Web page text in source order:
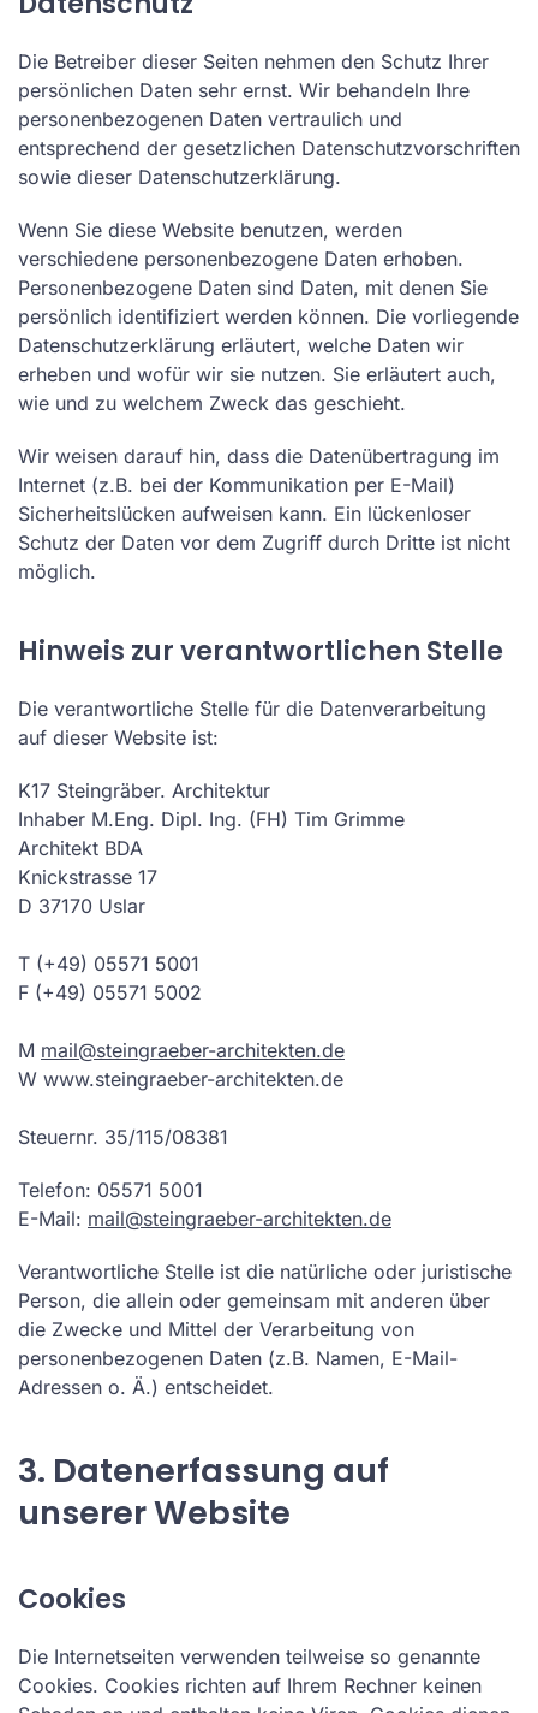
Die Betreiber dieser Seiten nehmen den Schutz Ihrer
persönlichen Daten sehr ernst. Wir behandeln Ihre
personenbezogenen Daten vertraulich und
entsprechend der gesetzlichen Datenschutzvorschriften
sowie dieser Datenschutzerklärung.
Wenn Sie diese Website benutzen, werden
verschiedene personenbezogene Daten erhoben.
Personenbezogene Daten sind Daten, mit denen Sie
persönlich identifiziert werden können. Die vorliegende
Datenschutzerklärung erläutert, welche Daten wir
erheben und wofür wir sie nutzen. Sie erläutert auch,
wie und zu welchem Zweck das geschieht.
Wir weisen darauf hin, dass die Datenübertragung im
Internet (z.B. bei der Kommunikation per E-Mail)
Sicherheitslücken aufweisen kann. Ein lückenloser
Schutz der Daten vor dem Zugriff durch Dritte ist nicht
möglich.
Hinweis zur verantwortlichen Stelle
Die verantwortliche Stelle für die Datenverarbeitung
auf dieser Website ist:
K17 Steingräber. Architektur
Inhaber M.Eng. Dipl. Ing. (FH) Tim Grimme
Architekt BDA
Knickstrasse 17
D 37170 Uslar
T (+49) 05571 5001
F (+49) 05571 5002
M mail@steingraeber-architekten.de
W www.steingraeber-architekten.de
Steuernr. 35/115/08381
Telefon: 05571 5001
E-Mail: mail@steingraeber-architekten.de
Verantwortliche Stelle ist die natürliche oder juristische
Person, die allein oder gemeinsam mit anderen über
die Zwecke und Mittel der Verarbeitung von
personenbezogenen Daten (z.B. Namen, E-Mail-
Adressen o. Ä.) entscheidet.
3. Datenerfassung auf
unserer Website
Cookies
Die Internetseiten verwenden teilweise so genannte
Cookies. Cookies richten auf Ihrem Rechner keinen